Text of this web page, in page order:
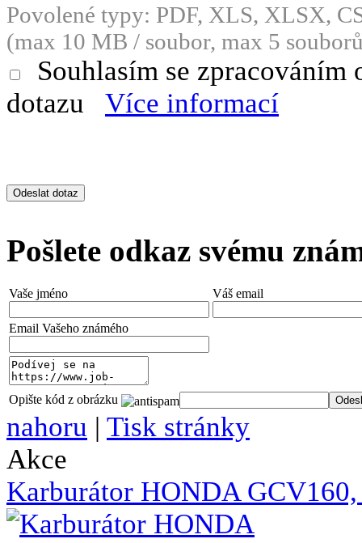
Povolené typy: PDF, XLS, XLSX,
(max 10 MB / soubor, max 5
Souhlasím se
dotazu
Více informací
Pošlete odkaz svému
Vaše jméno Váš email
Email Vašeho známého
Opište kód z obrázku
nahoru | Tisk stránky
Akce
Karburátor HONDA